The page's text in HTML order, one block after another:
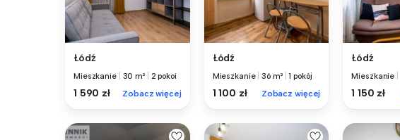
Łódź
Mieszkanie 30 m² 2 pokoi
1 590 zł Zobacz więcej
Łódź
Mieszkanie |36 m² |1 pokój
1 100 zł Zobacz więcej
Łódź
Mieszkanie
1 150 zł